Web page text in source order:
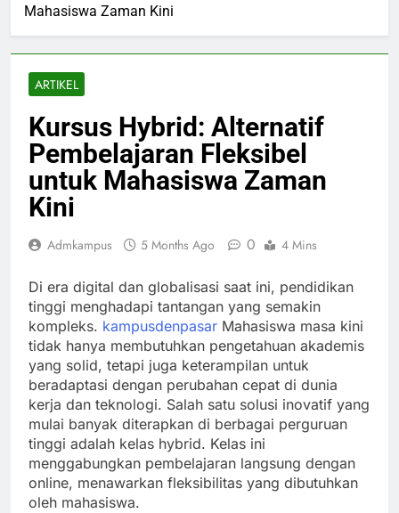
Mahasiswa Zaman Kini
ARTIKEL
Kursus Hybrid: Alternatif
Pembelajaran Fleksibel
untuk Mahasiswa Zaman
Kini
Admkampus 5 Months Ago 0 4 Mins
Di era digital dan globalisasi saat ini, pendidikan
tinggi menghadapi tantangan yang semakin
kompleks. kampusdenpasar Mahasiswa masa kini
tidak hanya membutuhkan pengetahuan akademis
yang solid, tetapi juga keterampilan untuk
beradaptasi dengan perubahan cepat di dunia
kerja dan teknologi. Salah satu solusi inovatif yang
mulai banyak diterapkan di berbagai perguruan
tinggi adalah kelas hybrid. Kelas ini
menggabungkan pembelajaran langsung dengan
online, menawarkan fleksibilitas yang dibutuhkan
oleh mahasiswa.